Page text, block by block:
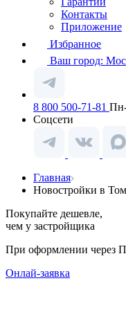
Контакты
Приложение
Избранное
Ваш город:
8 800 500-71-81
Соцсети
Главная
Новостройки в
Покупайте дешевле,
чем у застройщика
При оформлении через
Онлай-заявка